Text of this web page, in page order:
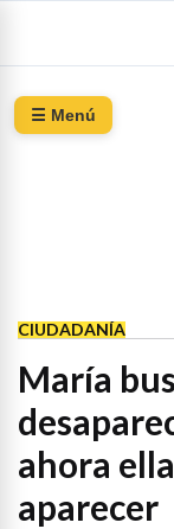
☰ Menú
CIUDADANÍA
María
ahora
aparecer